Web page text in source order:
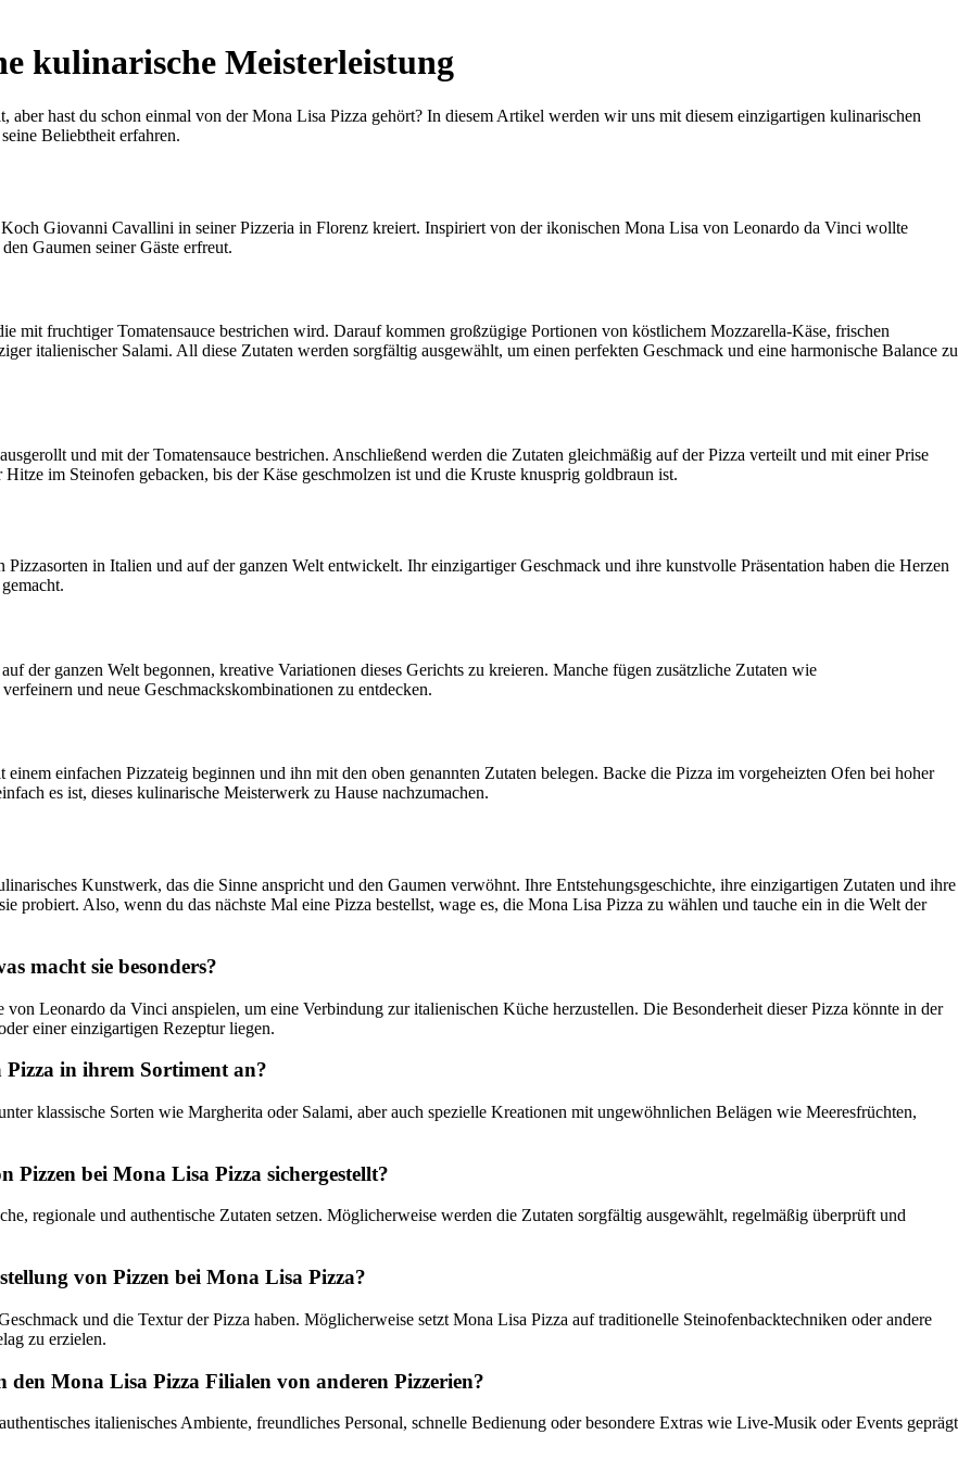
kulinarische Meisterleistung
hast du schon einmal von der Mona Lisa Pizza gehört? In diesem Artikel werden wir uns mit diesem einzigartigen kulinarischen
Beliebtheit erfahren.
Giovanni Cavallini in seiner Pizzeria in Florenz kreiert. Inspiriert von der ikonischen Mona Lisa von Leonardo da Vinci wollte
Gaumen seiner Gäste erfreut.
mit fruchtiger Tomatensauce bestrichen wird. Darauf kommen großzügige Portionen von köstlichem Mozzarella-Käse, frischen
italienischer Salami. All diese Zutaten werden sorgfältig ausgewählt, um einen perfekten Geschmack und eine harmonische Balance zu
und mit der Tomatensauce bestrichen. Anschließend werden die Zutaten gleichmäßig auf der Pizza verteilt und mit einer Prise
im Steinofen gebacken, bis der Käse geschmolzen ist und die Kruste knusprig goldbraun ist.
in Italien und auf der ganzen Welt entwickelt. Ihr einzigartiger Geschmack und ihre kunstvolle Präsentation haben die Herzen
der ganzen Welt begonnen, kreative Variationen dieses Gerichts zu kreieren. Manche fügen zusätzliche Zutaten wie
und neue Geschmackskombinationen zu entdecken.
einfachen Pizzateig beginnen und ihn mit den oben genannten Zutaten belegen. Backe die Pizza im vorgeheizten Ofen bei hoher
es ist, dieses kulinarische Meisterwerk zu Hause nachzumachen.
Kunstwerk, das die Sinne anspricht und den Gaumen verwöhnt. Ihre Entstehungsgeschichte, ihre einzigartigen Zutaten und ihre
probiert. Also, wenn du das nächste Mal eine Pizza bestellst, wage es, die Mona Lisa Pizza zu wählen und tauche ein in die Welt der
macht sie besonders?
Leonardo da Vinci anspielen, um eine Verbindung zur italienischen Küche herzustellen. Die Besonderheit dieser Pizza könnte in der
einer einzigartigen Rezeptur liegen.
Pizza in ihrem Sortiment an?
klassische Sorten wie Margherita oder Salami, aber auch spezielle Kreationen mit ungewöhnlichen Belägen wie Meeresfrüchten,
bei Mona Lisa Pizza sichergestellt?
regionale und authentische Zutaten setzen. Möglicherweise werden die Zutaten sorgfältig ausgewählt, regelmäßig überprüft und
von Pizzen bei Mona Lisa Pizza?
und die Textur der Pizza haben. Möglicherweise setzt Mona Lisa Pizza auf traditionelle Steinofenbacktechniken oder andere
zu erzielen.
Mona Lisa Pizza Filialen von anderen Pizzerien?
italienisches Ambiente, freundliches Personal, schnelle Bedienung oder besondere Extras wie Live-Musik oder Events geprägt